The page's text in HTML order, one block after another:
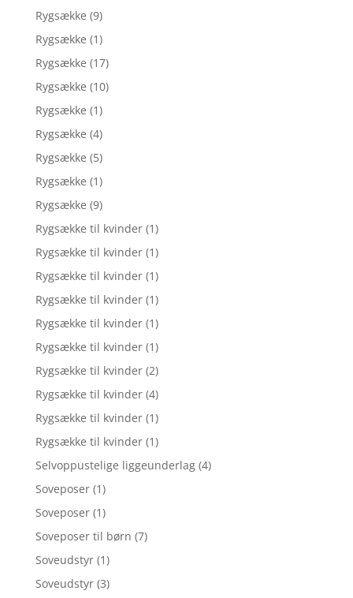
Rygsække (9)
Rygsække (1)
Rygsække (17)
Rygsække (10)
Rygsække (1)
Rygsække (4)
Rygsække (5)
Rygsække (1)
Rygsække (9)
Rygsække til kvinder (1)
Rygsække til kvinder (1)
Rygsække til kvinder (1)
Rygsække til kvinder (1)
Rygsække til kvinder (1)
Rygsække til kvinder (1)
Rygsække til kvinder (2)
Rygsække til kvinder (4)
Rygsække til kvinder (1)
Rygsække til kvinder (1)
Selvoppustelige liggeunderlag (4)
Soveposer (1)
Soveposer (1)
Soveposer til børn (7)
Soveudstyr (1)
Soveudstyr (3)